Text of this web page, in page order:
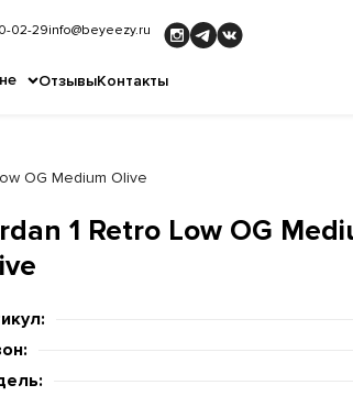
ОтзывыКонтакты
02-29info@beyeezy.ru
OG Medium Olive
1 Retro Low OG